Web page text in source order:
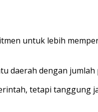
untuk lebih
daerah dengan
tetapi tanggung